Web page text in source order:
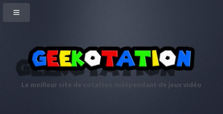
Le meilleur site de cotation indépendant de jeux vidéo